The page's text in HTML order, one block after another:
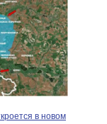
в новом